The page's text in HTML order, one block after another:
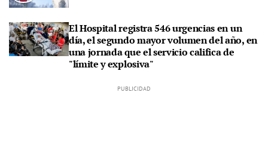
El Hospital registra 546 urgencias en un
día, el segundo mayor volumen del año, en
una jornada que el servicio califica de
"límite y explosiva"